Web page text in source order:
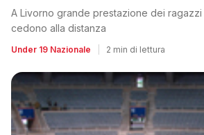
A Livorno grande prestazione dei
cedono alla distanza
Under 19 Nazionale 2 min di lettura